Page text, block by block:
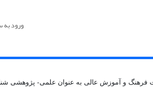
ورود به
6/5 توسط کمیسیون بررسی نشریات علمی کشور وزارت فرهنگ و آموزش عالی به عنوان